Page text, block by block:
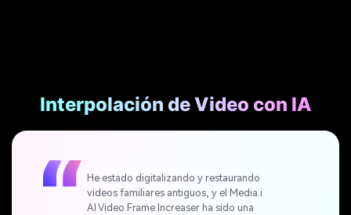
He estado digitalizando y restaurando
videos familiares antiguos, y el Media.i
AI Video Frame Increaser ha sido una
Interpolación de Video con IA